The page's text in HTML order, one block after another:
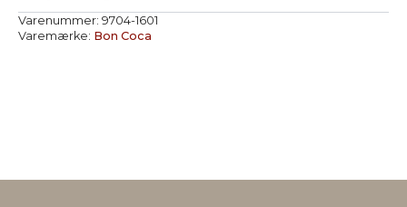
antal
Varenummer: 9704-1601
Varemærke: Bon Coca